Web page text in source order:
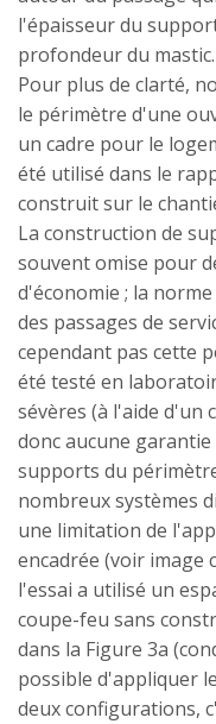
l'épaisseur du
profondeur du mastic.
Pour plus de clarté,
le périmètre d'une
un cadre pour le
été utilisé dans le
construit sur le
La construction de
souvent omise pour
d'économie ; la
des passages de
cependant pas cette
été testé en
sévères (à l'aide d'un
donc aucune
supports du
nombreux systèmes
une limitation de
encadrée (voir image
l'essai a utilisé un
coupe-feu sans
dans la Figure 3a
possible d'appliquer
deux configurations,